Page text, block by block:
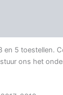
en 5 toestellen.
ons het